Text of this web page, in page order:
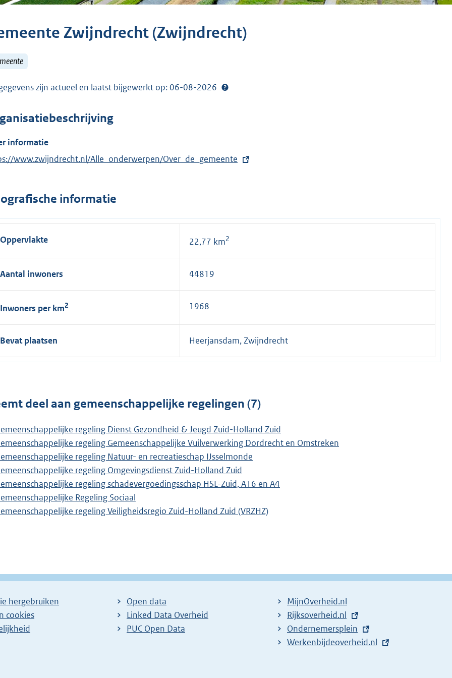
Zwijndrecht (Zwijndrecht)
zijn actueel en laatst bijgewerkt op: 06-08-2026
informatie
www.zwijndrecht.nl/Alle_onderwerpen/Over_de_gemeente
informatie
Oppervlakte 22,77 km2
Aantal inwoners 44819
Inwoners per km2 1968
Bevat plaatsen Heerjansdam, Zwijndrecht
deel aan gemeenschappelijke regelingen (7)
regeling Dienst Gezondheid & Jeugd Zuid-Holland Zuid
regeling Gemeenschappelijke Vuilverwerking Dordrecht en Omstreken
regeling Natuur- en recreatieschap IJsselmonde
regeling Omgevingsdienst Zuid-Holland Zuid
regeling schadevergoedingsschap HSL-Zuid, A16 en A4
Regeling Sociaal
regeling Veiligheidsregio Zuid-Holland Zuid (VRZHZ)
hergebruiken
cookies
Open data
Linked Data Overheid
PUC Open Data
MijnOverheid.nl
E
x
t
Rijksoverheid.nl
E
x
Ondernemersplein
E
Werkenbijdeoverheid.nl